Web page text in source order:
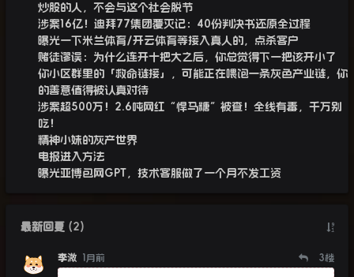
炒股的人，不会与这个社会脱节
涉案16亿！迪拜77集团覆灭记：40份判决书还原全过程
曝光一下米兰体育/开云体育等接入真人的，点杀客户
赌徒谬误：为什么连开十把大之后，你总觉得下一把该开小了
你小区群里的「救命链接」，可能正在喂饱一条灰色产业链，你
的善意值得被认真对待
涉案超500万！2.6吨网红“悍马糖”被查！全线有毒，千万别
吃！
精神小妹的灰产世界
电报进入方法
曝光亚博包网GPT，技术客服做了一个月不发工资
最新回复 (2 )
李溦 1月前 3楼